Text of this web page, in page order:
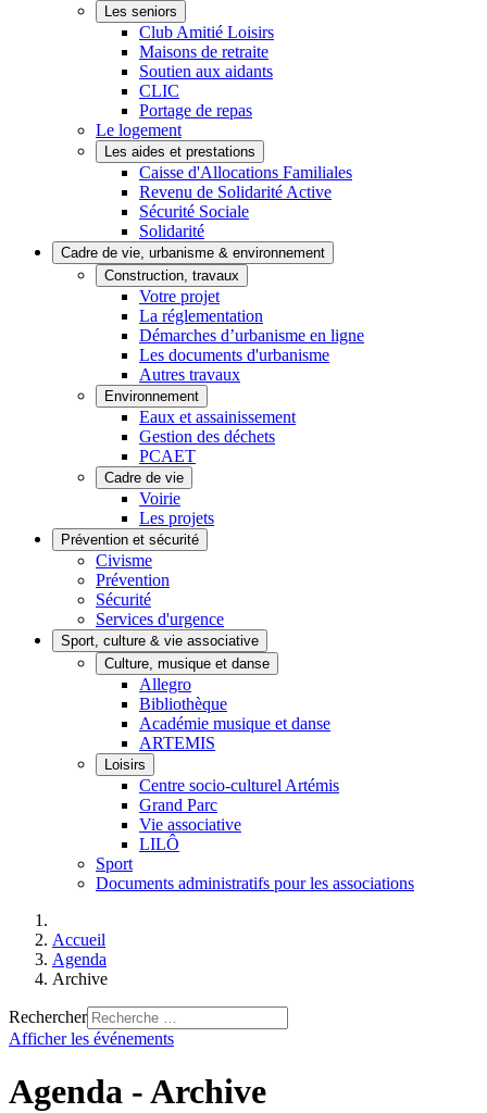
Les seniors
Club Amitié Loisirs
Maisons de retraite
Soutien aux aidants
CLIC
Portage de repas
Le logement
Les aides et prestations
Caisse d'Allocations Familiales
Revenu de Solidarité Active
Sécurité Sociale
Solidarité
Cadre de vie, urbanisme & environnement
Construction, travaux
Votre projet
La réglementation
Démarches d’urbanisme en ligne
Les documents d'urbanisme
Autres travaux
Environnement
Eaux et assainissement
Gestion des déchets
PCAET
Cadre de vie
Voirie
Les projets
Prévention et sécurité
Civisme
Prévention
Sécurité
Services d'urgence
Sport, culture & vie associative
Culture, musique et danse
Allegro
Bibliothèque
Académie musique et danse
ARTEMIS
Loisirs
Centre socio-culturel Artémis
Grand Parc
Vie associative
LILÔ
Sport
Documents administratifs pour les associations
Accueil
Agenda
Archive
Rechercher
Afficher les événements
Agenda - Archive